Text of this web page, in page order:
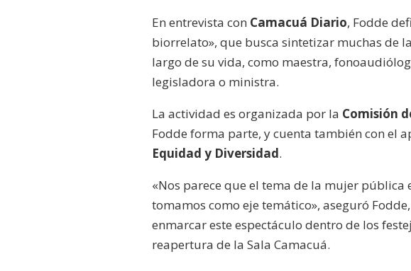
En entrevista con Camacuá Diario, Fodde
biorrelato», que busca sintetizar muchas de
largo de su vida, como maestra,
legisladora o ministra.
La actividad es organizada por la Comisión
Fodde forma parte, y cuenta también con el
Equidad y Diversidad.
«Nos parece que el tema de la mujer pública
tomamos como eje temático», aseguró
enmarcar este espectáculo dentro de los
reapertura de la Sala Camacuá.